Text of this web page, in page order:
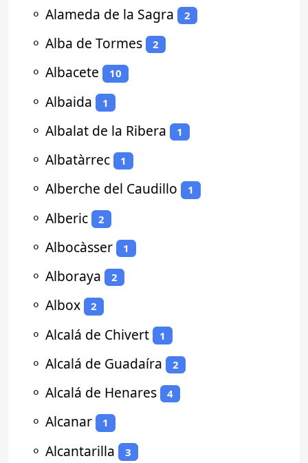
⚬ Alameda de la Sagra 2
⚬ Alba de Tormes 2
⚬ Albacete 10
⚬ Albaida 1
⚬ Albalat de la Ribera 1
⚬ Albatàrrec 1
⚬ Alberche del Caudillo 1
⚬ Alberic 2
⚬ Albocàsser 1
⚬ Alboraya 2
⚬ Albox 2
⚬ Alcalá de Chivert 1
⚬ Alcalá de Guadaíra 2
⚬ Alcalá de Henares 4
⚬ Alcanar 1
⚬ Alcantarilla 3